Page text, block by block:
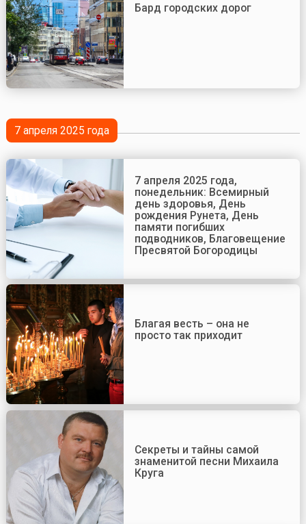
Бард городских дорог
7 апреля 2025 года
7 апреля 2025 года,
понедельник: Всемирный
день здоровья, День
рождения Рунета, День
памяти погибших
подводников, Благовещение
Пресвятой Богородицы
Благая весть – она не
просто так приходит
Секреты и тайны самой
знаменитой песни Михаила
Круга